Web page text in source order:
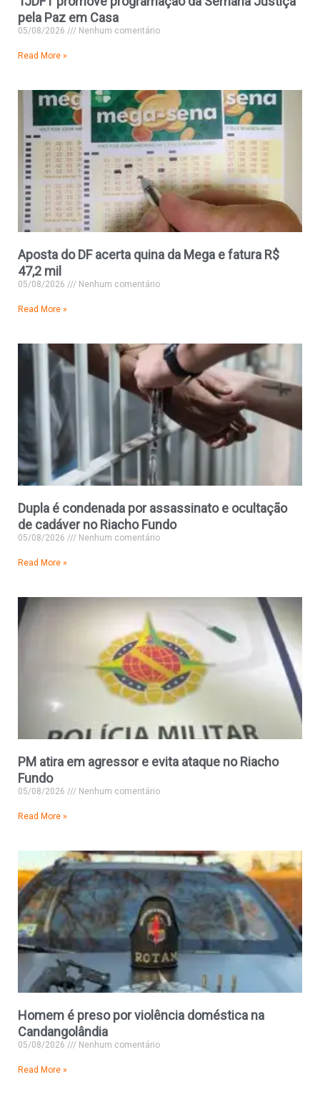
pela Paz em Casa
05/08/2026 Nenhum comentário
Read More »
Aposta do DF acerta quina da Mega e fatura R$
47,2 mil
05/08/2026 Nenhum comentário
Read More »
Dupla é condenada por assassinato e ocultação
de cadáver no Riacho Fundo
05/08/2026 Nenhum comentário
Read More »
PM atira em agressor e evita ataque no Riacho
Fundo
05/08/2026 Nenhum comentário
Read More »
Homem é preso por violência doméstica na
Candangolândia
05/08/2026 Nenhum comentário
Read More »